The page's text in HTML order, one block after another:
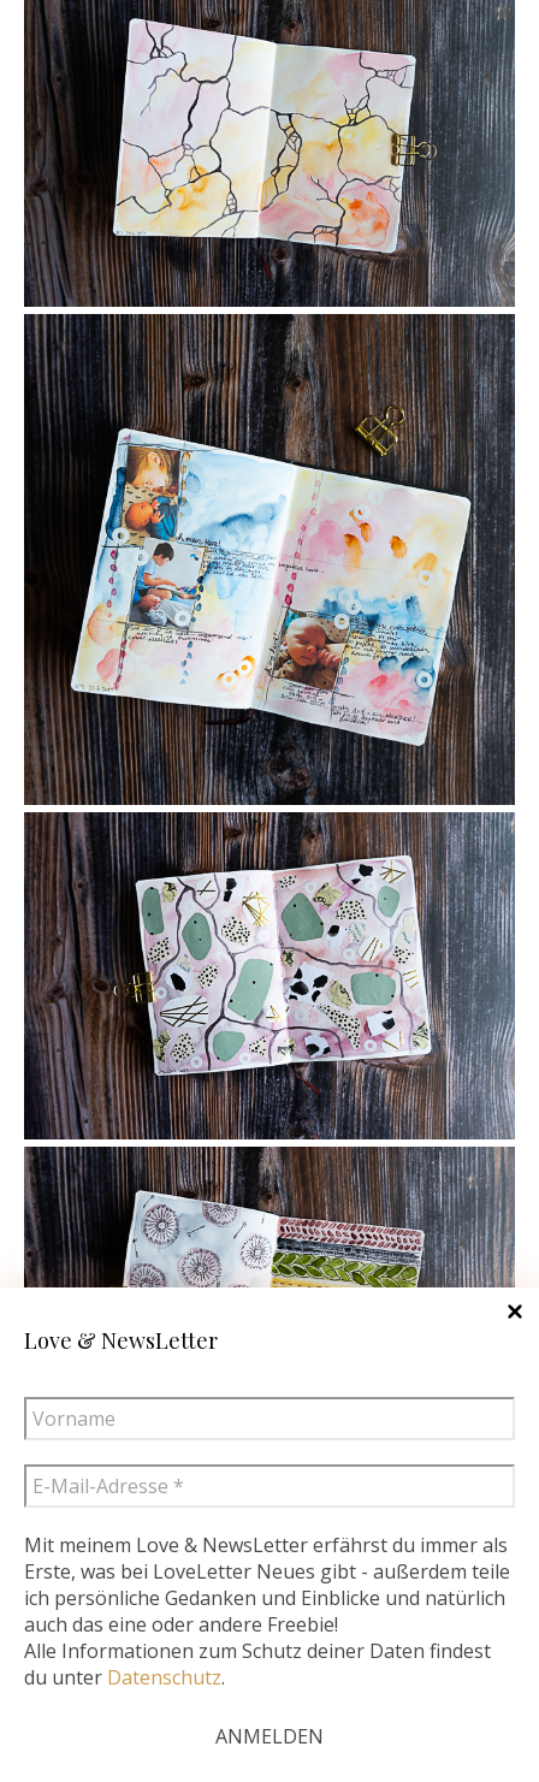
Abgesehen von diesen kleinen Spielereien in meinem
Skizzenbuch habe ich auch ein paar persönliche Letterings
angefertigt. Denn auch wenn ich gerade noch mitten in der
ihr gern ein personalisiertes Lettering bestellen möchtet.
Love & NewsLetter
Mit meinem Love & NewsLetter erfährst du immer als
Erste, was bei LoveLetter Neues gibt - außerdem teile
ich persönliche Gedanken und Einblicke und natürlich
auch das eine oder andere Freebie!
Alle Informationen zum Schutz deiner Daten findest
du unter Datenschutz.
Diese Website verwendet Cookies – nähere Informationen dazu
und zu Ihren Rechten als Benutzer finden Sie in meiner
Datenschutzerklärung. Klicken Sie auf „Ich stimme zu“, um
Ich stimme zu.